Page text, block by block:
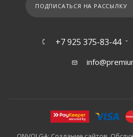
ПОДПИСАТЬСЯ НА РАССЫЛКУ
+7 925 375-83-44